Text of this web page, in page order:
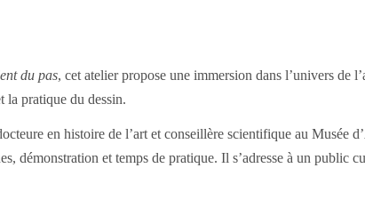
du pas, cet atelier propose une immersion dans l’univers de
la pratique du dessin.
en histoire de l’art et conseillère scientifique au Musée
démonstration et temps de pratique. Il s’adresse à un public